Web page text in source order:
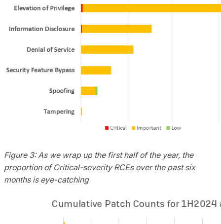
Figure 3:As we wrap up the first half of the year, the
proportion of Critical-severity RCEs over the past six
months is eye-catching